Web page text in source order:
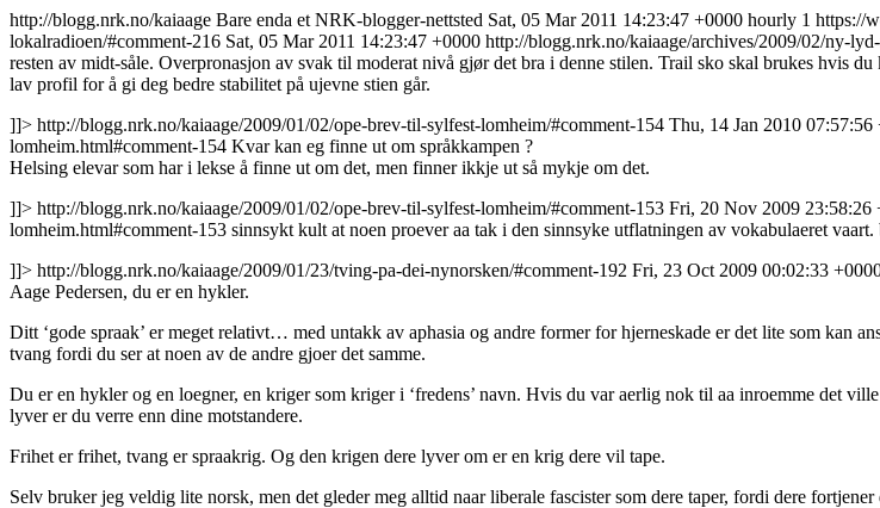
http://blogg.nrk.no/kaiaage Bare enda et NRK-blogger-nettsted Sat, 05 Mar 2011 14:23:47 +0000 hourly 1 https://
lokalradioen/#comment-216 Sat, 05 Mar 2011 14:23:47 +0000 http://blogg.nrk.no/kaiaage/archives/2009/02/ny-
resten av midt-såle. Overpronasjon av svak til moderat nivå gjør det bra i denne stilen. Trail sko skal brukes hvis
lav profil for å gi deg bedre stabilitet på ujevne stien går.
]]> http://blogg.nrk.no/kaiaage/2009/01/02/ope-brev-til-sylfest-lomheim/#comment-154 Thu, 14 Jan 2010 07:57:56
lomheim.html#comment-154 Kvar kan eg finne ut om språkkampen ?
Helsing elevar som har i lekse å finne ut om det, men finner ikkje ut så mykje om det.
]]> http://blogg.nrk.no/kaiaage/2009/01/02/ope-brev-til-sylfest-lomheim/#comment-153 Fri, 20 Nov 2009 23:58:26
lomheim.html#comment-153 sinnsykt kult at noen proever aa tak i den sinnsyke utflatningen av vokabulaeret
]]> http://blogg.nrk.no/kaiaage/2009/01/23/tving-pa-dei-nynorsken/#comment-192 Fri, 23 Oct 2009 00:02:33
Aage Pedersen, du er en hykler.
Ditt ‘gode spraak’ er meget relativt… med untakk av aphasia og andre former for hjerneskade er det lite som kan
tvang fordi du ser at noen av de andre gjoer det samme.
Du er en hykler og en loegner, en kriger som kriger i ‘fredens’ navn. Hvis du var aerlig nok til aa inroemme det
lyver er du verre enn dine motstandere.
Frihet er frihet, tvang er spraakrig. Og den krigen dere lyver om er en krig dere vil tape.
Selv bruker jeg veldig lite norsk, men det gleder meg alltid naar liberale fascister som dere taper, fordi dere fortjener